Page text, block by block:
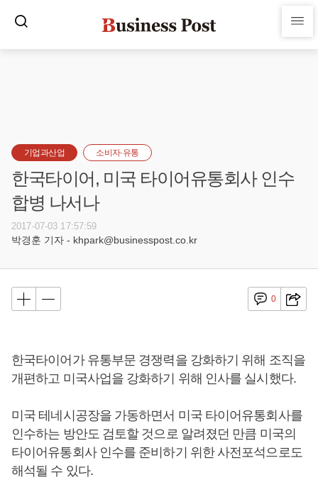
기업과산업 소비자·유통
한국타이어, 미국 타이어유통회사 인수
합병 나서나
2017-07-03 17:57:59
박경훈 기자 - khpark@businesspost.co.kr
0
한국타이어가 유통부문 경쟁력을 강화하기 위해 조직을
개편하고 미국사업을 강화하기 위해 인사를 실시했다.
미국 테네시공장을 가동하면서 미국 타이어유통회사를
인수하는 방안도 검토할 것으로 알려졌던 만큼 미국의
타이어유통회사 인수를 준비하기 위한 사전포석으로도
해석될 수 있다.